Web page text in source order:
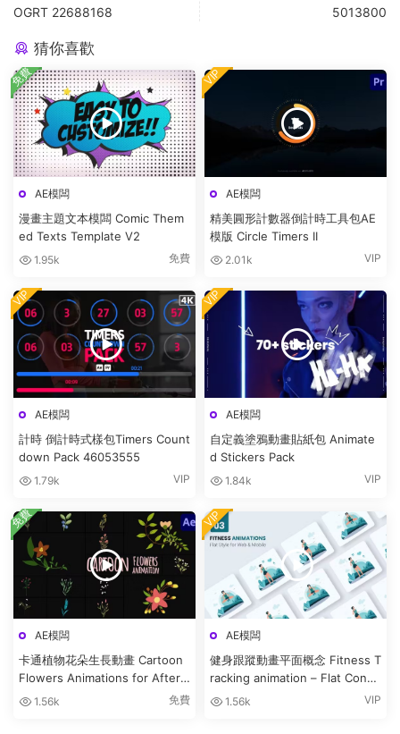
OGRT 22688168
5013800
猜你喜歡
AE模闆
漫畫主題文本模闆 Comic Them
ed Texts Template V2
1.95k 免費
免費
AE模闆
精美圓形計數器倒計時工具包AE
模版 Circle Timers II
2.01k VIP
VIP
AE模闆
計時 倒計時式樣包Timers Count
down Pack 46053555
1.79k VIP
VIP
AE模闆
自定義塗鴉動畫貼紙包 Animate
d Stickers Pack
1.84k VIP
VIP
AE模闆
卡通植物花朵生長動畫 Cartoon
Flowers Animations for After
Effects
1.56k 免費
免費
AE模闆
健身跟蹤動畫平面概念 Fitness T
racking animation – Flat Conce
pt 1.56k VIP
VIP